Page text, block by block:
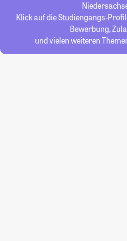
Klick auf die Studiengangs-
Bewerbung,
und vielen weiteren